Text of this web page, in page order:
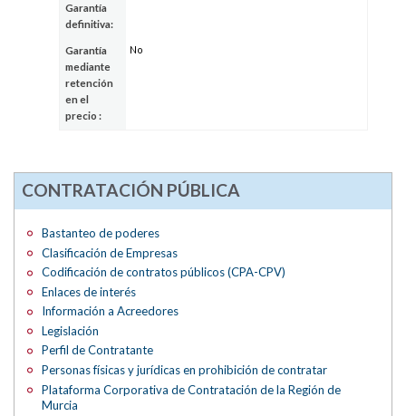
Garantía
definitiva:
Garantía
mediante
retención
en el
precio :
No
CONTRATACIÓN PÚBLICA
Bastanteo de poderes
Clasificación de Empresas
Codificación de contratos públicos (CPA-CPV)
Enlaces de interés
Información a Acreedores
Legislación
Perfil de Contratante
Personas físicas y jurídicas en prohibición de contratar
Plataforma Corporativa de Contratación de la Región de
Murcia